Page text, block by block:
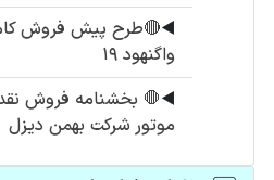
◀️🔴طرح پیش فروش
واگنهود ۱۹
◀️🛑 بخشنامه فروش
موتور شرکت بهمن دیزل